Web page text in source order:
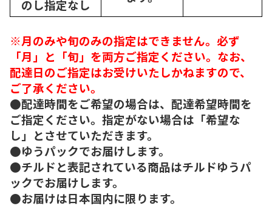
のし指定なし
※月のみや旬のみの指定はできません。必ず
「月」と「旬」を両方ご指定ください。なお、
配達日のご指定はお受けいたしかねますので、
ご了承ください。
●配達時間をご希望の場合は、配達希望時間を
ご指定ください。指定がない場合は「希望な
し」とさせていただきます。
●ゆうパックでお届けします。
●チルドと表記されている商品はチルドゆうパ
ックでお届けします。
●お届けは日本国内に限ります。